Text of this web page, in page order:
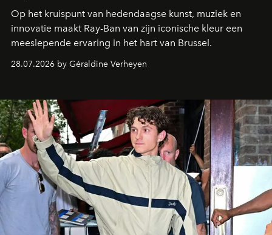
Op het kruispunt van hedendaagse kunst, muziek en
innovatie maakt Ray-Ban van zijn iconische kleur een
meeslepende ervaring in het hart van Brussel.
28.07.2026 by Géraldine Verheyen